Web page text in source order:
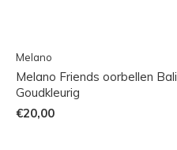
Melano
Melano Friends oorbellen Bali
Goudkleurig
€20,00